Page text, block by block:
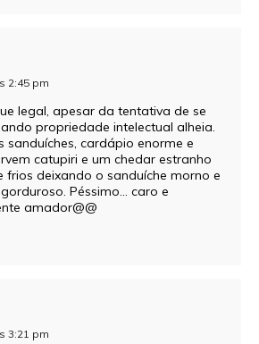
2:45 pm
legal, apesar da tentativa de se
propriedade intelectual alheia.
sanduíches, cardápio enorme e
catupiri e um chedar estranho
frios deixando o sanduíche morno e
Péssimo… caro e
amador@@
3:21 pm